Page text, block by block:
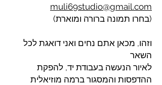
muli69studio@gmail.com
(בחרו תמונה ברורה ומוארת)
וזהו, מכאן אתם נחים ואני דואגת לכל
השאר
לאיור הנעשה בעבודת יד, להפקת
ההדפסות והמסגור ברמה מוזיאלית